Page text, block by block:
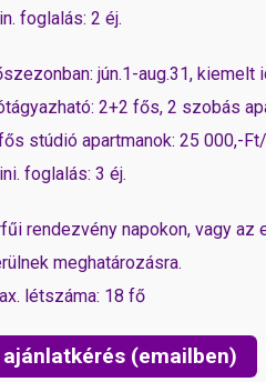
foglalás: 2 éj.
jún.1-aug.31,
2+2 fős, 2 szobás
stúdió apartmanok: 25 000,-
foglalás: 3 éj.
rendezvény napokon, vagy
meghatározásra.
létszáma: 18 fő
ajánlatkérés (emailben)